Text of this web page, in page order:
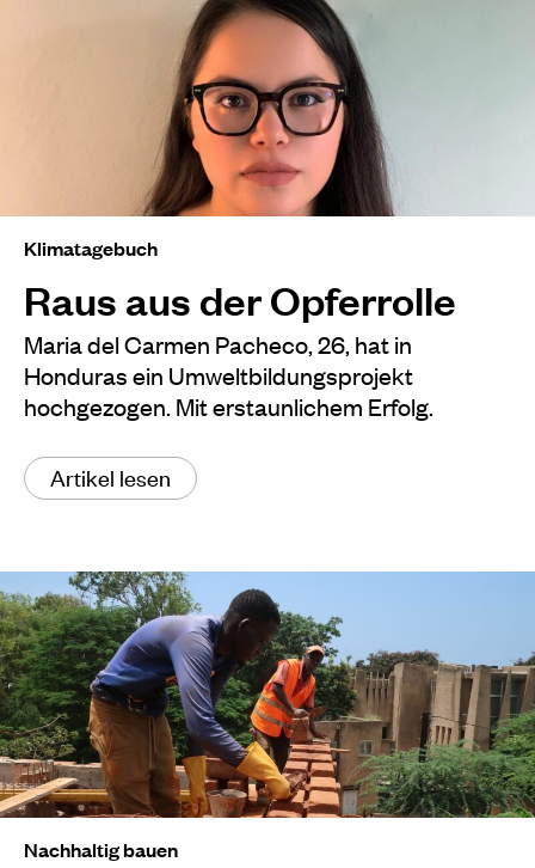
Klimatagebuch
Raus aus der Opferrolle
Maria del Carmen Pacheco, 26, hat in
Honduras ein Umweltbildungsprojekt
hochgezogen. Mit erstaunlichem Erfolg.
Artikel lesen
Nachhaltig bauen